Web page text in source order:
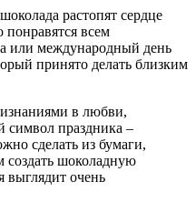
растопят сердце
всем
или международный день
принято делать близким
в любви,
праздника –
сделать из бумаги,
создать шоколадную
выглядит очень